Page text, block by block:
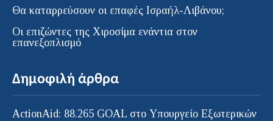
Θα καταρρεύσουν οι επαφές Ισραήλ-Λιβάνου;
Οι επιζώντες της Χιροσίμα ενάντια στον
επανεξοπλισμό
Δημοφιλή άρθρα
ActionAid: 88.265 GOAL στο Υπουργείο Εξωτερικών